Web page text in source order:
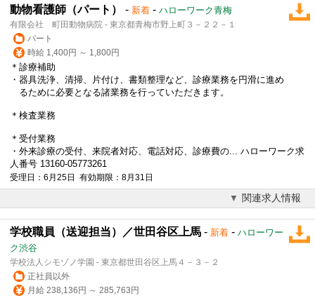
動物看護師（パート） - 新着 - ハローワーク青梅
有限会社 町田動物病院 - 東京都青梅市野上町３－２２－１
パート
時給 1,400円 ～ 1,800円
＊診療補助
・器具洗浄、清掃、片付け、書類整理など、診療業務を円滑に進め
るために必要となる諸業務を行っていただきます。
＊検査業務
＊受付業務
・外来診療の受付、来院者対応、電話対応、診療費の... ハローワーク求
人番号 13160-05773261
受理日：6月25日 有効期限：8月31日
関連求人情報
学校職員（送迎担当）／世田谷区上馬 - 新着 - ハローワー
ク渋谷
学校法人シモゾノ学園 - 東京都世田谷区上馬４－３－２
正社員以外
月給 238,136円 ～ 285,763円